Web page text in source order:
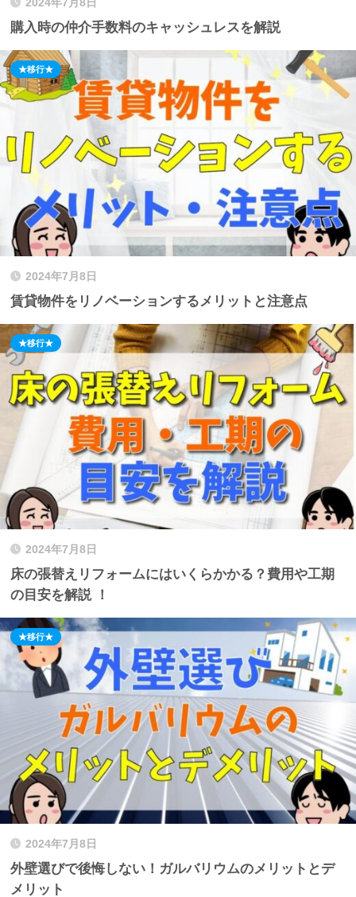
2024年7月8日
購入時の仲介手数料のキャッシュレスを解説
2024年7月8日
賃貸物件をリノベーションするメリットと注意点
★移行★
2024年7月8日
床の張替えリフォームにはいくらかかる？費用や工期
の目安を解説 ！
★移行★
2024年7月8日
外壁選びで後悔しない！ガルバリウムのメリットとデ
メリット
★移行★